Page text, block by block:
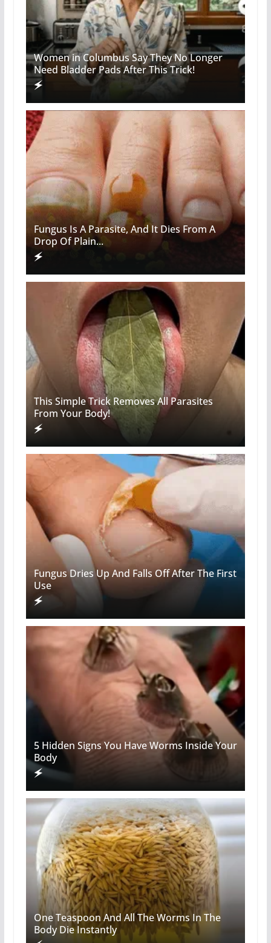
Women in Columbus Say They No Longer
Need Bladder Pads After This Trick!
Fungus Is A Parasite, And It Dies From A
Drop Of Plain...
This Simple Trick Removes All Parasites
From Your Body!
Fungus Dries Up And Falls Off After The First
Use
5 Hidden Signs You Have Worms Inside Your
Body
One Teaspoon And All The Worms In The
Body Die Instantly